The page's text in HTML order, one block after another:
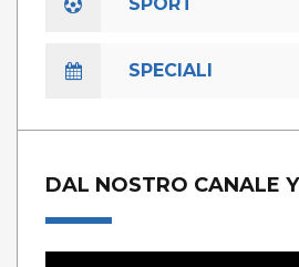
SPECIALI
DAL NOSTRO CANALE